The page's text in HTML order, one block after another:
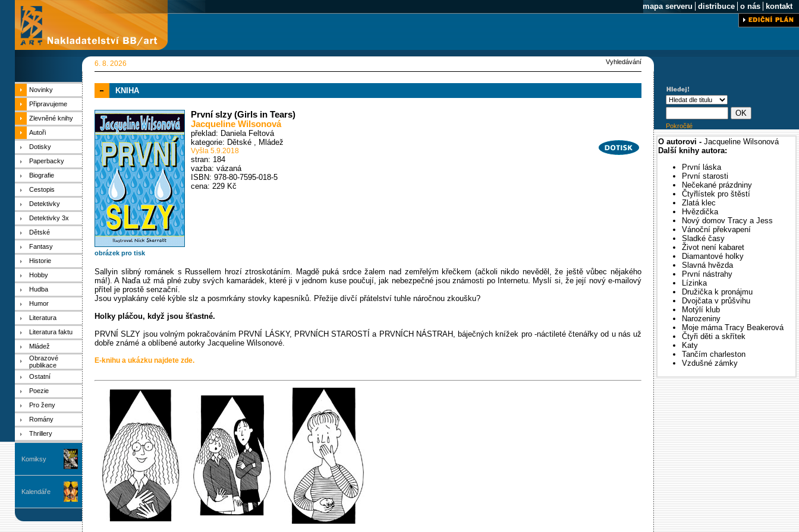
mapa serveru distribuce o nás kontakt
6. 8. 2026 Vyhledávání
Novinky
Připravujeme
Zlevněné knihy
Autoři
Dotisky
Paperbacky
Biografie
Cestopis
Detektivky
Detektivky 3x
Dětské
Fantasy
Historie
Hobby
Hudba
Humor
Literatura
Literatura faktu
Mládež
Obrazové
publikace
Ostatní
Poezie
Pro ženy
Romány
Thrillery
Komiksy
Kalendáře
KNIHA
obrázek pro tisk
První slzy (Girls in Tears)
Jacqueline Wilsonová
překlad: Daniela Feltová
kategorie: Dětské , Mládež
Vyšla 5.9.2018
stran: 184
vazba: vázaná
ISBN: 978-80-7595-018-5
cena: 229 Kč
Sallyin slibný románek s Russellem hrozí ztroskotáním. Magdě puká srdce žalem nad zemřelým křečkem (ačkoli nikdo nevěděl, že ještě vůbec nějakého
má!). A Naďa už má plné zuby svých kamarádek, které ji v jednom kuse poučují, jak nebezpečné jsou známosti po Internetu. Myslí si, že její nový e-mailový
přítel je prostě senzační.
Jsou vyplakány celé kýble slz a posmrkány stovky kapesníků. Přežije dívčí přátelství tuhle náročnou zkoušku?
Holky pláčou, když jsou šťastné.
PRVNÍ SLZY jsou volným pokračováním PRVNÍ LÁSKY, PRVNÍCH STAROSTÍ a PRVNÍCH NÁSTRAH, báječných knížek pro -náctileté čtenářky od u nás už
dobře známé a oblíbené autorky Jacqueline Wilsonové.
E-knihu a ukázku najdete zde.
Pokročilé
O autorovi - Jacqueline Wilsonová
Další knihy autora:
První láska
První starosti
Nečekané prázdniny
Čtyřlístek pro štěstí
Zlatá klec
Hvězdička
Nový domov Tracy a Jess
Vánoční překvapení
Sladké časy
Život není kabaret
Diamantové holky
Slavná hvězda
První nástrahy
Lízinka
Družička k pronájmu
Dvojčata v průšvihu
Motýlí klub
Narozeniny
Moje máma Tracy Beakerová
Čtyři děti a skřítek
Katy
Tančím charleston
Vzdušné zámky